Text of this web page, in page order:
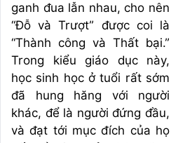
ganh đua lẫn nhau, cho nên
“Đỗ và Trượt” được coi là
“Thành công và Thất bại.”
Trong kiểu giáo dục này,
học sinh học ở tuổi rất sớm
đã hung hăng với người
khác, để là người đứng đầu,
và đạt tới mục đích của họ